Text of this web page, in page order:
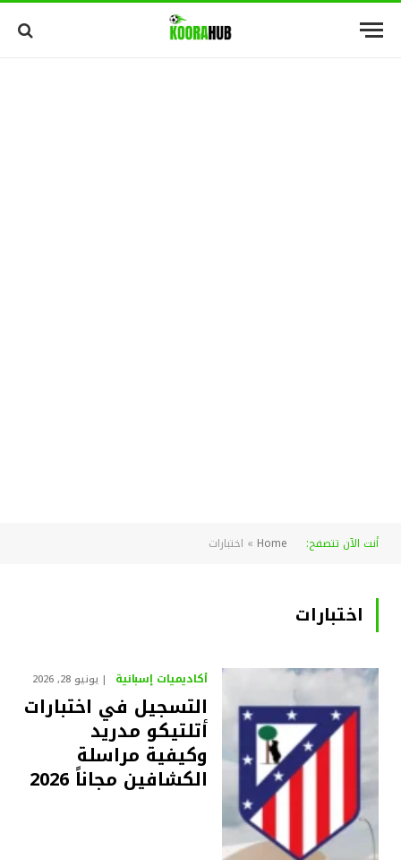
أنت الآن تتصفح: Home
» اختبارات
اختبارات
أكاديميات إسبانية يونيو 28, 2026
التسجيل في اختبارات
أتلتيكو مدريد
وكيفية مراسلة
الكشافين مجاناً 2026